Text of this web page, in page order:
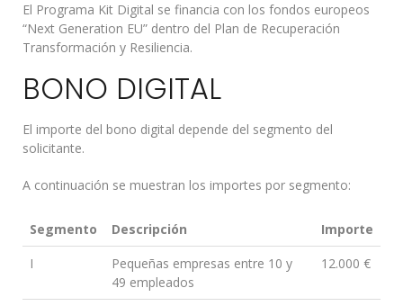
El Programa Kit Digital se financia con los fondos europeos
“Next Generation EU” dentro del Plan de Recuperación
Transformación y Resiliencia.
BONO DIGITAL
El importe del bono digital depende del segmento del
solicitante.
A continuación se muestran los importes por segmento:
Segmento Descripción
Importe
I
Pequeñas empresas entre 10 y
49 empleados
12.000 €